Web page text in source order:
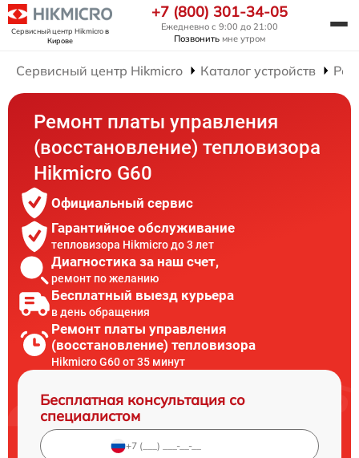
Сервисный центр Hikmicroв
Кирове
+7 (800) 301-34-05
Ежедневно с 9:00 до 21:00
Позвонить мне утром
Сервисный центр Hikmicro Каталог устройств
Ремонт платы управления
(восстановление) тепловизора
Hikmicro G60
Официальный сервис
Гарантийное обслуживание
тепловизора Hikmicro до 3 лет
Диагностика за наш счет,
ремонт по желанию
Бесплатный выезд курьера
в день обращения
Ремонт платы управления
(восстановление) тепловизора
Hikmicro G60 от 35 минут
Бесплатная консультация со
специалистом